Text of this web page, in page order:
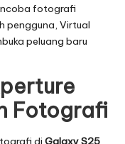
fotografi
pengguna, Virtual
peluang baru
Fotografi
di Galaxy S25